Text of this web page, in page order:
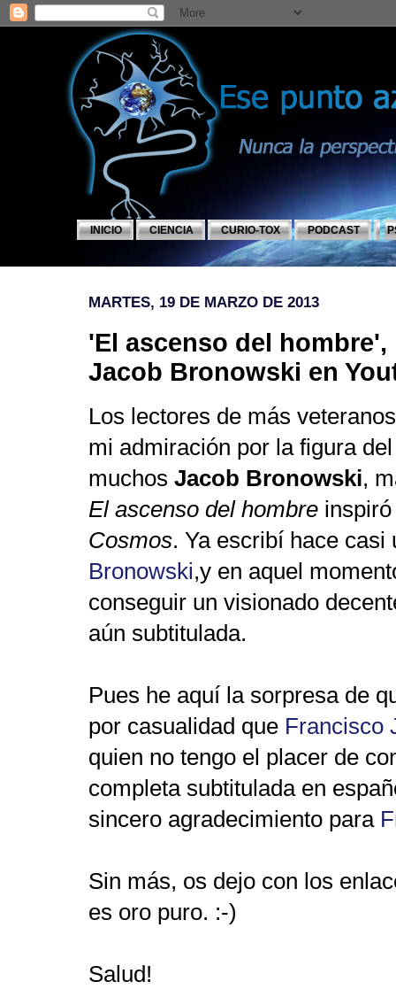
INICIO CIENCIA CURIO-TOX PODCAST
MARTES, 19 DE MARZO DE 2013
'El ascenso del hombre',
Jacob Bronowski en
Los lectores de más
mi admiración por la figura
muchos Jacob Bronowski,
El ascenso del hombre
Cosmos. Ya escribí hace casi
Bronowski,y en aquel
conseguir un visionado
aún subtitulada.
Pues he aquí la sorpresa de
por casualidad que Francisco
quien no tengo el placer de
completa subtitulada en
sincero agradecimiento para
Sin más, os dejo con los
es oro puro. :-)
Salud!